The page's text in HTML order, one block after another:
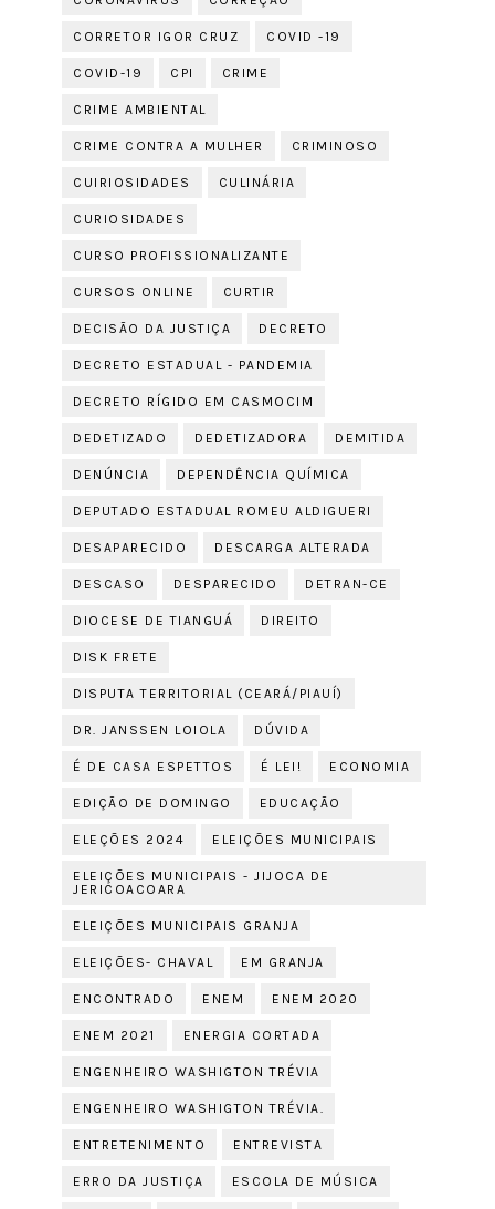
CORRETOR IGOR CRUZ COVID -19
COVID-19 CPI CRIME
CRIME AMBIENTAL
CRIME CONTRA A MULHER CRIMINOSO
CUIRIOSIDADES CULINÁRIA
CURIOSIDADES
CURSO PROFISSIONALIZANTE
CURSOS ONLINE CURTIR
DECISÃO DA JUSTIÇA DECRETO
DECRETO ESTADUAL - PANDEMIA
DECRETO RÍGIDO EM CASMOCIM
DEDETIZADO DEDETIZADORA DEMITIDA
DENÚNCIA DEPENDÊNCIA QUÍMICA
DEPUTADO ESTADUAL ROMEU ALDIGUERI
DESAPARECIDO DESCARGA ALTERADA
DESCASO DESPARECIDO DETRAN-CE
DIOCESE DE TIANGUÁ DIREITO
DISK FRETE
DISPUTA TERRITORIAL (CEARÁ/PIAUÍ)
DR. JANSSEN LOIOLA DÚVIDA
É DE CASA ESPETTOS É LEI! ECONOMIA
EDIÇÃO DE DOMINGO EDUCAÇÃO
ELEÇÕES 2024 ELEIÇÕES MUNICIPAIS
ELEIÇÕES MUNICIPAIS - JIJOCA DE
JERICOACOARA
ELEIÇÕES MUNICIPAIS GRANJA
ELEIÇÕES- CHAVAL EM GRANJA
ENCONTRADO ENEM ENEM 2020
ENEM 2021 ENERGIA CORTADA
ENGENHEIRO WASHIGTON TRÉVIA
ENGENHEIRO WASHIGTON TRÉVIA.
ENTRETENIMENTO ENTREVISTA
ERRO DA JUSTIÇA ESCOLA DE MÚSICA